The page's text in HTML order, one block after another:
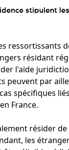
stipulent
ressortissants
résidant
l'aide
peuvent par
spécifiques
France.
résider
les